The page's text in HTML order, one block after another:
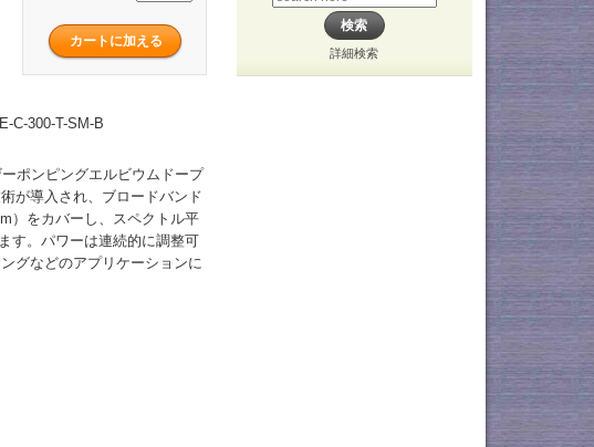
C-300-T-SM-B
ポンピングエルビウムドープ
が導入され、ブロードバンド
）をカバーし、スペクトル平
す。パワーは連続的に調整可
グなどのアプリケーションに
詳細検索